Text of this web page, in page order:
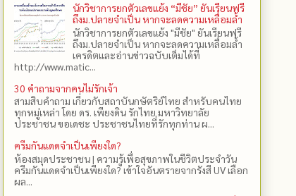
นักวิชาการยกตัวเลขแย้ง “มีชัย” ยันเรียนฟรี
ถึงม.ปลายจำเป็น หากจะลดความเหลื่อมล้ำ
นักวิชาการยกตัวเลขแย้ง "มีชัย" ยันเรียนฟรี
ถึงม.ปลายจำเป็น หากจะลดความเหลื่อมล้ำ
เครดิตและอ่านข่าวฉบับเต็มได้ที่
http://www.matic...
30 คำถามจากคนไม่รักเจ้า
สามสิบคำถาม เกี่ยวกับสถาบันกษัตริย์ไทย สำหรับคนไทย
ทุกหมู่เหล่า โดย ดร.​ เพียงดิน รักไทย มหาวิทยาลัย
ประชาชน ขอเดชะ ประชาชนไทยที่รักทุกท่าน ผ...
ครีมกันแดดจำเป็นเพียงใด?
ห้องสมุดประชาชน | ความรู้เพื่อสุขภาพในชีวิตประจำวัน
ครีมกันแดดจำเป็นเพียงใด? เข้าใจอันตรายจากรังสี UV เลือก
ผล...